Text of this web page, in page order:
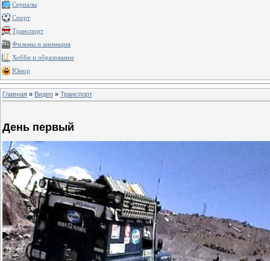
Сериалы
Спорт
Транспорт
Фильмы и анимация
Хобби и образование
Юмор
Главная » Видео » Транспорт
День первый